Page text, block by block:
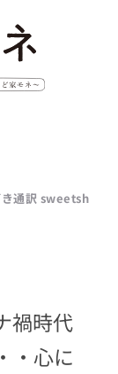
き通訳 sweetsh
禍時代
・心に